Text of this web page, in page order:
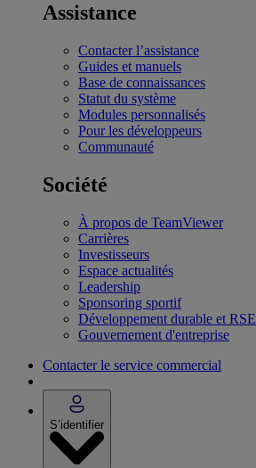
Assistance
Contacter l’assistance
Guides et manuels
Base de connaissances
Statut du système
Modules personnalisés
Pour les développeurs
Communauté
Société
À propos de TeamViewer
Carrières
Investisseurs
Espace actualités
Leadership
Sponsoring sportif
Développement durable et RSE
Gouvernement d'entreprise
Contacter le service commercial
S’identifier